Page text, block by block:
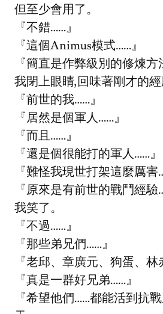
但至少會用了。
『不錯……』
『這個Animus模式……』
『簡直是作弊級別的修煉方
我閉上眼睛,回味著剛才的經
『前世的我……』
『居然是個軍人……』
『而且……』
『還是個很能打的軍人……』
『難怪我現世打架這麼厲害
『原來是有前世的戰鬥經驗
我笑了。
『不過……』
『那些弟兄們……』
『老邱、章廣元、狗蛋、林
『真是一群好兄弟……』
『希望他們……都能活到抗